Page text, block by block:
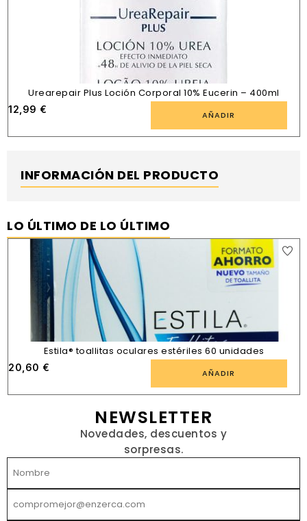
Urearepair Plus Loción Corporal 10% Eucerin – 400ml
12,99 € AÑADIR
INFORMACIÓN DEL PRODUCTO
LO ÚLTIMO DE LO ÚLTIMO
Estila® toallitas oculares estériles 60 unidades
20,60 € AÑADIR
NEWSLETTER
Novedades, descuentos y
sorpresas.